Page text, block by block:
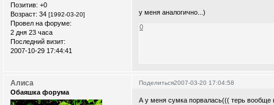
Позитив: +0
Возраст: 34 [1992-03-20]
Провел на форуме:
2 дня 23 часа
Последний визит:
2007-10-29 17:44:41
у меня аналогично...)
0
Поделиться2007-03-20 17:04:58
Алиса
Обаяшка форума
А у меня сумка порвалась((( терь вообще